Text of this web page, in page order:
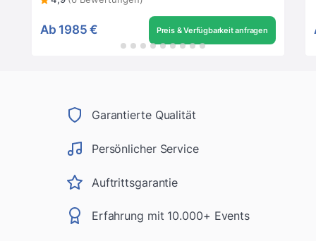
Ab 1985 € Preis & Verfügbarkeit anfragen
Garantierte Qualität
Persönlicher Service
Auftrittsgarantie
Erfahrung mit 10.000+ Events